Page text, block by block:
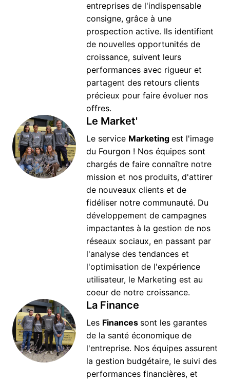
entreprises de l'indispensable
consigne, grâce à une
prospection active. Ils identifient
de nouvelles opportunités de
croissance, suivent leurs
performances avec rigueur et
partagent des retours clients
précieux pour faire évoluer nos
offres.
Le Market'
Le service Marketing est l'image
du Fourgon ! Nos équipes sont
chargés de faire connaître notre
mission et nos produits, d'attirer
de nouveaux clients et de
fidéliser notre communauté. Du
développement de campagnes
impactantes à la gestion de nos
réseaux sociaux, en passant par
l'analyse des tendances et
l'optimisation de l'expérience
utilisateur, le Marketing est au
coeur de notre croissance.
La Finance
Les Finances sont les garantes
de la santé économique de
l'entreprise. Nos équipes assurent
la gestion budgétaire, le suivi des
performances financières, et